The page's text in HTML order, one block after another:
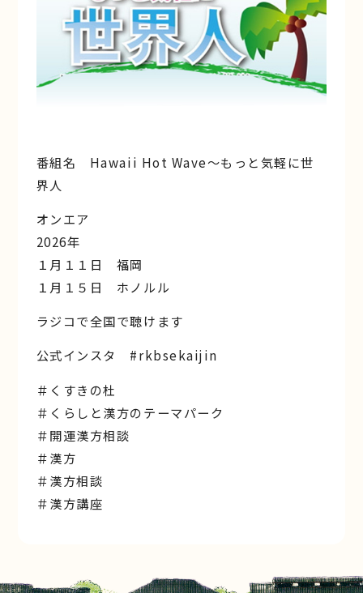
番組名 Hawaii Hot Wave〜もっと気軽に世
界人
オンエア
2026年
１月１１日 福岡
１月１５日 ホノルル
ラジコで全国で聴けます
公式インスタ #rkbsekaijin
＃くすきの杜
＃くらしと漢方のテーマパーク
＃開運漢方相談
＃漢方
＃漢方相談
＃漢方講座